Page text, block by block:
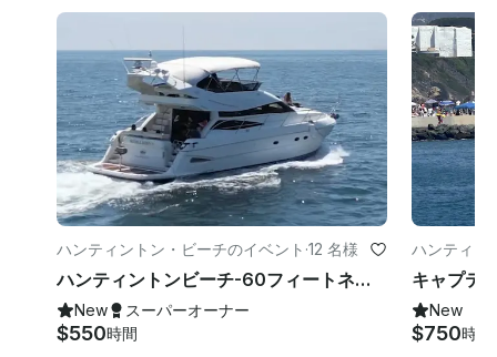
ハンティントン・ビーチのイベント ·12 名様
ハンティントンビーチ-60フィートネプチューンズラグジュアリーパワーメガヨット
New スーパーオーナー
$550時間
ハンティン
New
$750時間